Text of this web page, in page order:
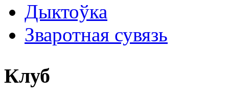
Дыктоўка
Зваротная сувязь
Клуб